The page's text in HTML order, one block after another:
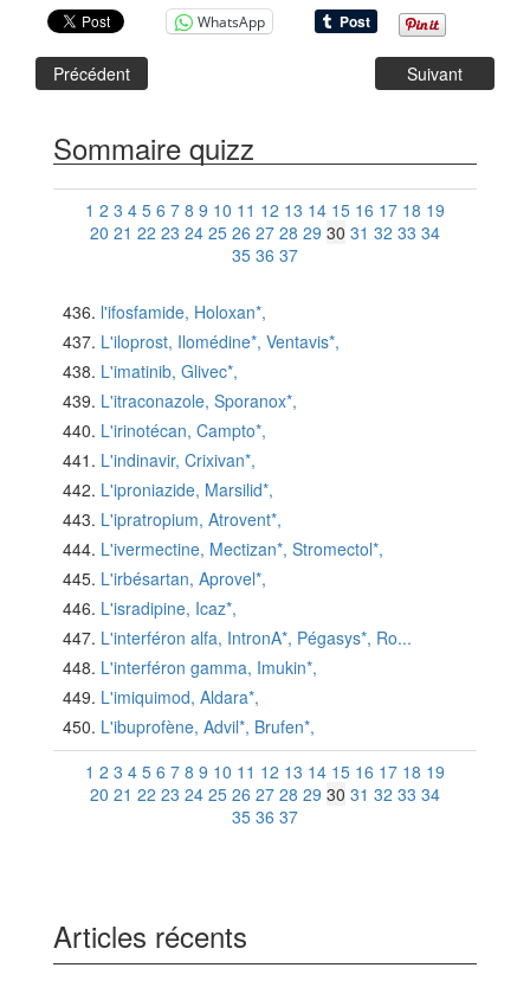
WhatsApp
Précédent Suivant
Sommaire quizz
1 2 3 4 5 6 7 8 9 10 11 12 13 14 15 16 17 18 19
20 21 22 23 24 25 26 27 28 29 30 31 32 33 34
35 36 37
l'ifosfamide, Holoxan*,
L'iloprost, Ilomédine*, Ventavis*,
L'imatinib, Glivec*,
L'itraconazole, Sporanox*,
L'irinotécan, Campto*,
L'indinavir, Crixivan*,
L'iproniazide, Marsilid*,
L'ipratropium, Atrovent*,
L'ivermectine, Mectizan*, Stromectol*,
L'irbésartan, Aprovel*,
L'isradipine, Icaz*,
L'interféron alfa, IntronA*, Pégasys*, Ro...
L'interféron gamma, Imukin*,
L'imiquimod, Aldara*,
L'ibuprofène, Advil*, Brufen*,
1 2 3 4 5 6 7 8 9 10 11 12 13 14 15 16 17 18 19
20 21 22 23 24 25 26 27 28 29 30 31 32 33 34
35 36 37
Articles récents